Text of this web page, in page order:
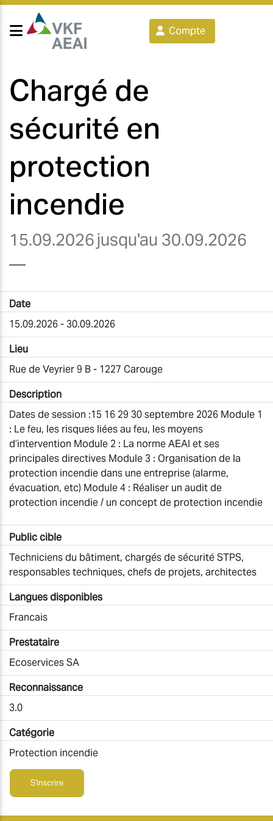
Compte
Chargé de
sécurité en
protection
incendie
15.09.2026jusqu'au 30.09.2026
—
Date
15.09.2026 - 30.09.2026
Lieu
Rue de Veyrier 9 B - 1227 Carouge
Description
Dates de session :15 16 29 30 septembre 2026 Module 1
: Le feu, les risques liées au feu, les moyens
d’intervention Module 2 : La norme AEAI et ses
principales directives Module 3 : Organisation de la
protection incendie dans une entreprise (alarme,
évacuation, etc) Module 4 : Réaliser un audit de
protection incendie / un concept de protection incendie
Public cible
Techniciens du bâtiment, chargés de sécurité STPS,
responsables techniques, chefs de projets, architectes
Langues disponibles
Francais
Prestataire
Ecoservices SA
Reconnaissance
3.0
Catégorie
Protection incendie
S'inscrire